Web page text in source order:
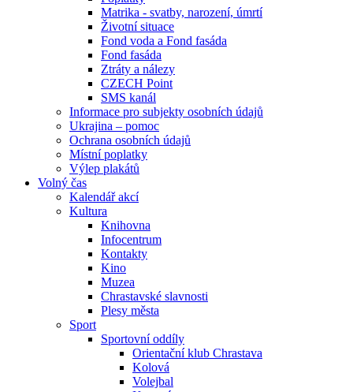
Matrika - svatby, narození, úmrtí
Životní situace
Fond voda a Fond fasáda
Fond fasáda
Ztráty a nálezy
CZECH Point
SMS kanál
Informace pro subjekty osobních údajů
Ukrajina – pomoc
Ochrana osobních údajů
Místní poplatky
Výlep plakátů
Volný čas
Kalendář akcí
Kultura
Knihovna
Infocentrum
Kontakty
Kino
Muzea
Chrastavské slavnosti
Plesy města
Sport
Sportovní oddíly
Orientační klub Chrastava
Kolová
Volejbal